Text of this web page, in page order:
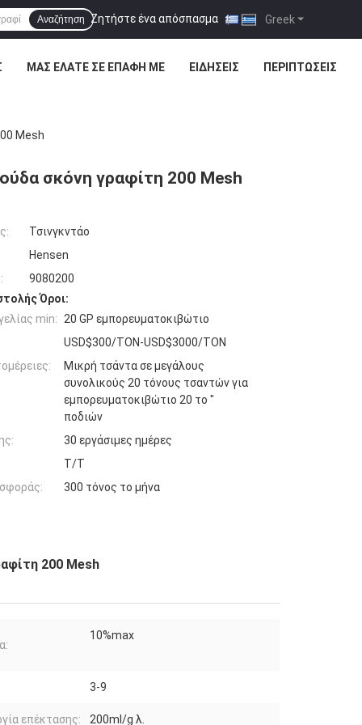
Greek
Ζητήστε ένα απόσπασμα |
Αναζήτηση
ΜΑΣ ΕΛΆΤΕ ΣΕ ΕΠΑΦΉ ΜΕ ΕΙΔΉΣΕΙΣ ΠΕΡΙΠΤΏΣΕΙΣ
Mesh
σκόνη γραφίτη 200 Mesh
Τσινγκντάο
Hensen
9080200
Όροι:
min: 20 GP εμπορευματοκιβώτιο
USD$300/TON-USD$3000/TON
Μικρή τσάντα σε μεγάλους
συνολικούς 20 τόνους τσαντών για
εμπορευματοκιβώτιο 20 το "
ποδιών
30 εργάσιμες ημέρες
Τ/Τ
300 τόνος το μήνα
200 Mesh
10%max
3-9
επέκτασης: 200ml/g λ.